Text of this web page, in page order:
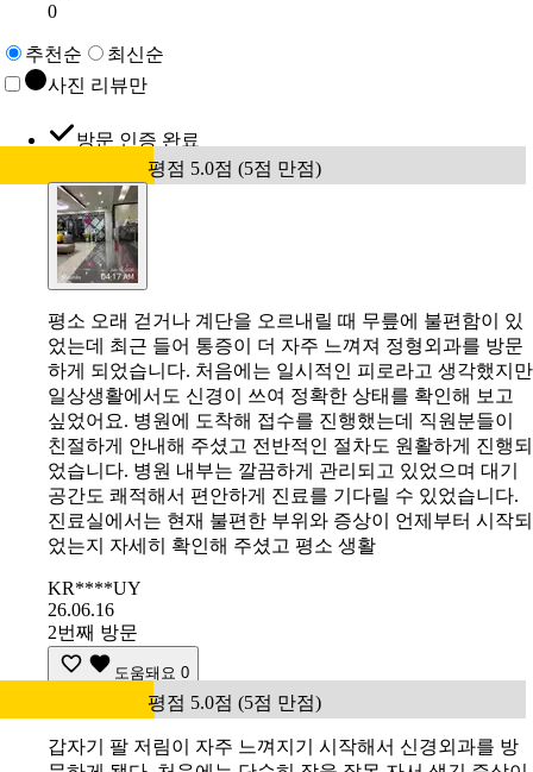
0
추천순
최신순
사진 리뷰만
방문 인증 완료
평점 5.0점 (5점 만점)
평소 오래 걷거나 계단을 오르내릴 때 무릎에 불편함이 있
었는데 최근 들어 통증이 더 자주 느껴져 정형외과를 방문
하게 되었습니다. 처음에는 일시적인 피로라고 생각했지만
일상생활에서도 신경이 쓰여 정확한 상태를 확인해 보고
싶었어요. 병원에 도착해 접수를 진행했는데 직원분들이
친절하게 안내해 주셨고 전반적인 절차도 원활하게 진행되
었습니다. 병원 내부는 깔끔하게 관리되고 있었으며 대기
공간도 쾌적해서 편안하게 진료를 기다릴 수 있었습니다.
진료실에서는 현재 불편한 부위와 증상이 언제부터 시작되
었는지 자세히 확인해 주셨고 평소 생활
KR****UY
26.06.16
2번째 방문
도움돼요 0
평점 5.0점 (5점 만점)
갑자기 팔 저림이 자주 느껴지기 시작해서 신경외과를 방